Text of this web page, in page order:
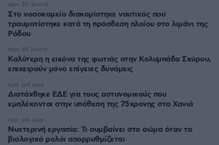
Στο νοσοκομείο διακομίστηκε ναυτικός που
τραυματίστηκε κατά τη πρόσδεση πλοίου στο λιμάνι της
Ρόδου
πριν 38 λεπτά
Καλύτερη η εικόνα της φωτιάς στην Κολυμπάδα Σκύρου,
επιχειρούν μόνο επίγειες δυνάμεις
πριν 44 λεπτά
Διατάχθηκε ΕΔΕ για τους αστυνομικούς που
εμπλέκονται στην υπόθεση της 75χρονης στα Χανιά
πριν μία ώρα
Νυχτερινή εργασία: Τι συμβαίνει στο σώμα όταν το
βιολογικό ρολόι απορρυθμίζεται
πριν μία ώρα